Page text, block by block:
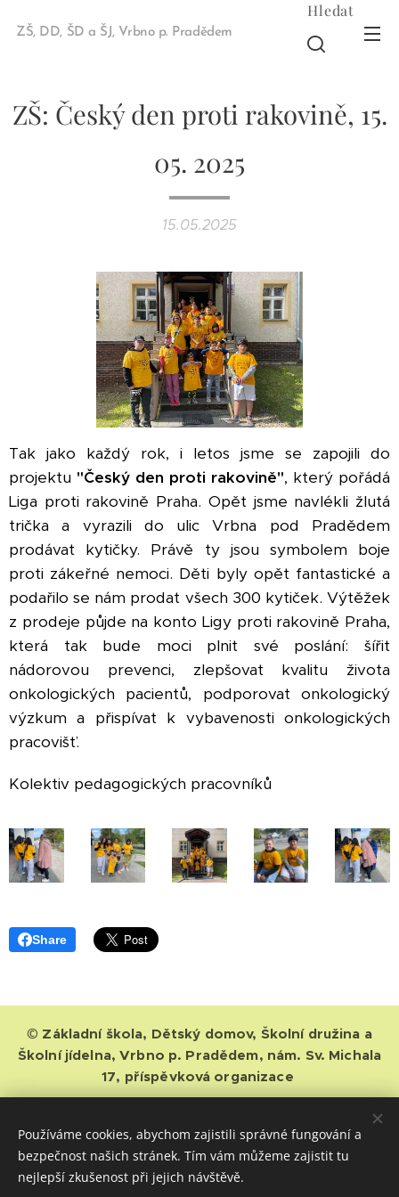
ZŠ, DD, ŠD a ŠJ, Vrbno p. Pradědem
Hledat
ZŠ: Český den proti rakovině, 15.
05. 2025
15.05.2025
Tak jako každý rok, i letos jsme se zapojili do
projektu "Český den proti rakovině", který pořádá
Liga proti rakovině Praha. Opět jsme navlékli žlutá
trička a vyrazili do ulic Vrbna pod Pradědem
prodávat kytičky. Právě ty jsou symbolem boje
proti zákeřné nemoci. Děti byly opět fantastické a
podařilo se nám prodat všech 300 kytiček. Výtěžek
z prodeje půjde na konto Ligy proti rakovině Praha,
která tak bude moci plnit své poslání: šířit
nádorovou prevenci, zlepšovat kvalitu života
onkologických pacientů, podporovat onkologický
výzkum a přispívat k vybavenosti onkologických
pracovišť.
Kolektiv pedagogických pracovníků
Share
© Základní škola, Dětský domov, Školní družina a
Školní jídelna, Vrbno p. Pradědem, nám. Sv. Michala
17, příspěvková organizace
tel. 554/751720, fax. 554/753162, příspěvková organizace
Moravskoslezského kraje
základní škola dětský domov ochrana osobních údajů
Používáme cookies, abychom zajistili správné fungování a
bezpečnost našich stránek. Tím vám můžeme zajistit tu
nejlepší zkušenost při jejich návštěvě.